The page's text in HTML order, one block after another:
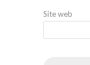
Site web